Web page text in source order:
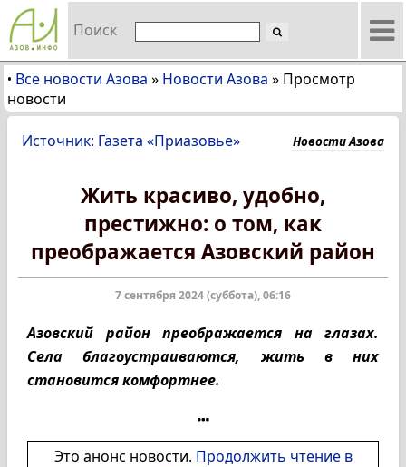
Поиск
• Все новости Азова » Новости Азова » Просмотр
новости
Источник: Газета «Приазовье» Новости Азова
Жить красиво, удобно,
престижно: о том, как
преображается Азовский район
7 сентября 2024 (суббота), 06:16
Азовский район преображается на глазах.
Села благоустраиваются, жить в них
становится комфортнее.
Это анонс новости. Продолжить чтение в